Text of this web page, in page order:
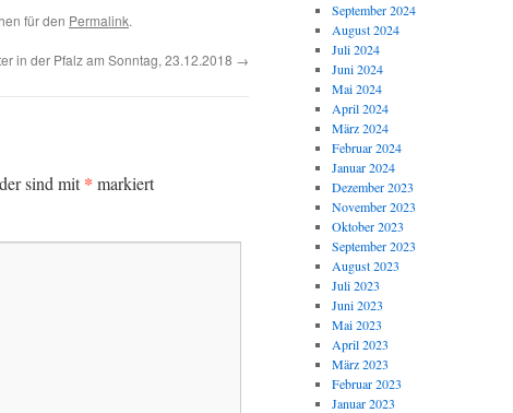
für den Permalink.
in der Pfalz am Sonntag, 23.12.2018 →
sind mit* markiert
September 2024
August 2024
Juli 2024
Juni 2024
Mai 2024
April 2024
März 2024
Februar 2024
Januar 2024
Dezember 2023
November 2023
Oktober 2023
September 2023
August 2023
Juli 2023
Juni 2023
Mai 2023
April 2023
März 2023
Februar 2023
Januar 2023